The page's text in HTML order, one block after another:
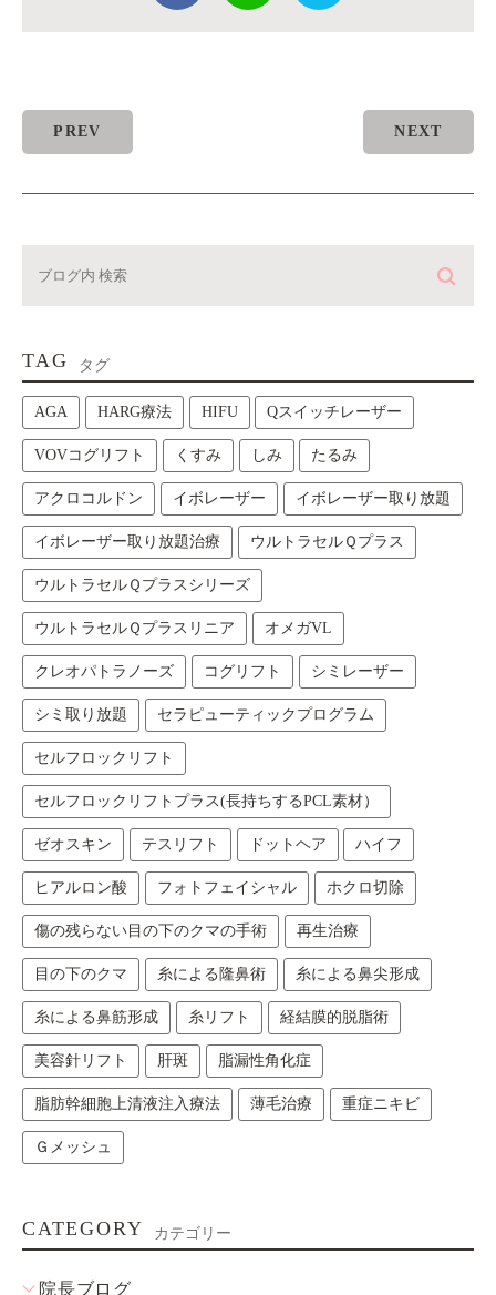
PREV NEXT
TAG タグ
AGA HARG療法 HIFU Qスイッチレーザー
VOVコグリフト くすみ しみ たるみ
アクロコルドン イボレーザー イボレーザー取り放題
イボレーザー取り放題治療 ウルトラセルＱプラス
ウルトラセルＱプラスシリーズ
ウルトラセルＱプラスリニア オメガVL
クレオパトラノーズ コグリフト シミレーザー
シミ取り放題 セラピューティックプログラム
セルフロックリフト
セルフロックリフトプラス(長持ちするPCL素材）
ゼオスキン テスリフト ドットヘア ハイフ
ヒアルロン酸 フォトフェイシャル ホクロ切除
傷の残らない目の下のクマの手術 再生治療
目の下のクマ 糸による隆鼻術 糸による鼻尖形成
糸による鼻筋形成 糸リフト 経結膜的脱脂術
美容針リフト 肝斑 脂漏性角化症
脂肪幹細胞上清液注入療法 薄毛治療 重症ニキビ
Ｇメッシュ
CATEGORY カテゴリー
院長ブログ